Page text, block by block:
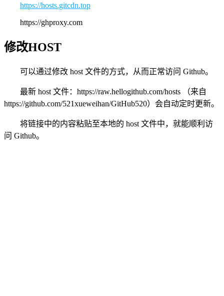
https://hosts.gitcdn.top
https://ghproxy.com
修改HOST
可以通过修改 host 文件的方式，从而正常访问 Github。
最新 host 文件：https://raw.hellogithub.com/hosts （来自
https://github.com/521xueweihan/GitHub520）会自动定时更新。
将链接中的内容粘贴至本地的 host 文件中，就能顺利访
问 Github。